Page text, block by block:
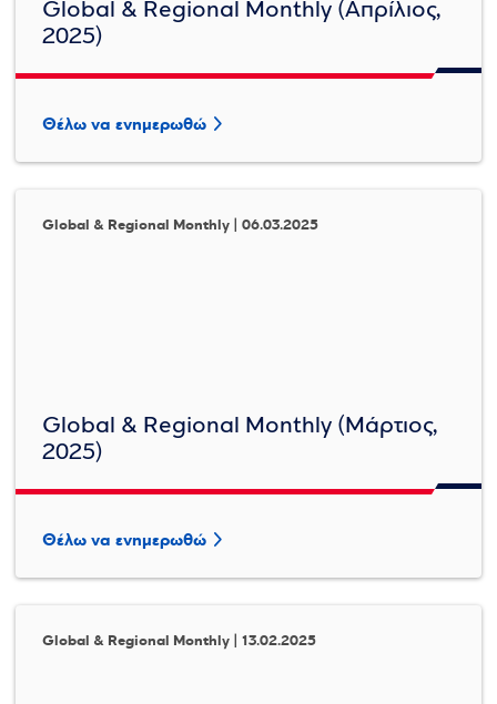
Global & Regional Monthly (Απρίλιος,
2025)
Θέλω να ενημερωθώ
Global & Regional Monthly | 06.03.2025
Global & Regional Monthly (Μάρτιος,
2025)
Θέλω να ενημερωθώ
Global & Regional Monthly | 13.02.2025